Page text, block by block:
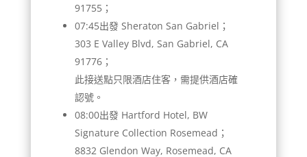
91755；
07:45出發 Sheraton San Gabriel；
303 E Valley Blvd, San Gabriel, CA
91776；
此接送點只限酒店住客，需提供酒店確
認號。
08:00出發 Hartford Hotel, BW
Signature Collection Rosemead；
8832 Glendon Way, Rosemead, CA